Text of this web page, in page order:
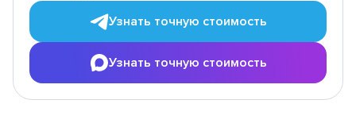
Узнать точную стоимость
Узнать точную стоимость